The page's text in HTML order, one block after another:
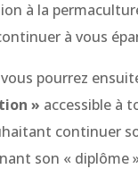
à la
à vous
pourrez
» accessible à
continuer
son « diplôme